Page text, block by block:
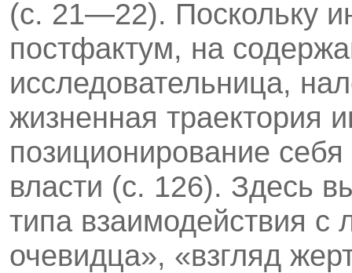
(с. 21—22). Поскольку
постфактум, на
исследовательница,
жизненная траектория
позиционирование
власти (с. 126). Здесь
типа взаимодействия с
очевидца», «взгляд